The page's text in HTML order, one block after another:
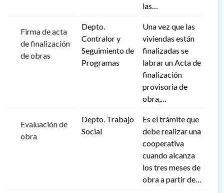
las…
Firma de acta
de finalización
de obras
Depto.
Contralor y
Seguimiento de
Programas
Una vez que las
viviendas están
finalizadas se
labrar un Acta de
finalización
provisoria de
obra,…
Evaluación de
obra
Depto. Trabajo
Social
Es el trámite que
debe realizar una
cooperativa
cuando alcanza
los tres meses de
obra a partir de…